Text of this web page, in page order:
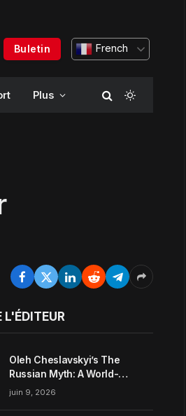
Buletin French
Plus
L'ÉDITEUR
Oleh Cheslavskyi’s The
Russian Myth: A World-
Systems Analysis of
juin 9, 2026